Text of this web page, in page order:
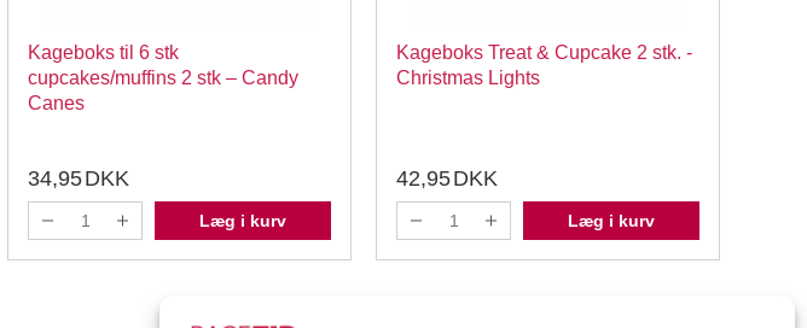
Kageboks til 6 stk
cupcakes/muffins 2 stk – Candy
Canes
34,95DKK
Læg i kurv
Kageboks Treat & Cupcake 2 stk. -
Christmas Lights
42,95DKK
Læg i kurv